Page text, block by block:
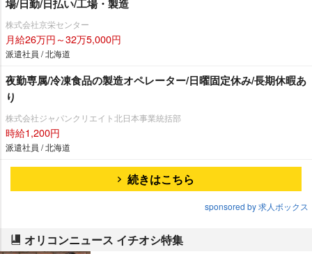
場/日勤/日払い/工場・製造
株式会社京栄センター
月給26万円～32万5,000円
派遣社員 / 北海道
夜勤専属/冷凍食品の製造オペレーター/日曜固定休み/長期休暇あ
り
株式会社ジャパンクリエイト北日本事業統括部
時給1,200円
派遣社員 / 北海道
続きはこちら
sponsored by 求人ボックス
オリコンニュース イチオシ特集